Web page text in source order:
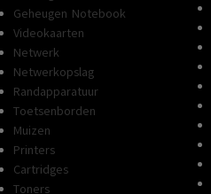
Geheugen Notebook
Videokaarten
Netwerk
Netwerkopslag
Randapparatuur
Toetsenborden
Muizen
Printers
Cartridges
Toners